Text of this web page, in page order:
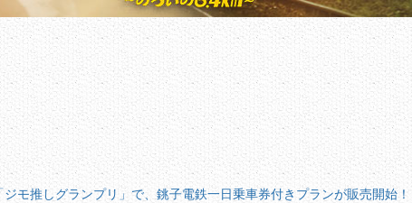
モ推しグランプリ」で、銚子電鉄一日乗車券付きプランが販売開始！